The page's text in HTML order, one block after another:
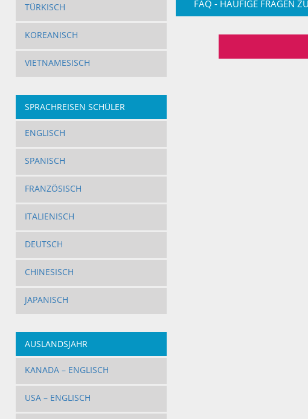
TÜRKISCH
KOREANISCH
VIETNAMESISCH
SPRACHREISEN SCHÜLER
ENGLISCH
SPANISCH
FRANZÖSISCH
ITALIENISCH
DEUTSCH
CHINESISCH
JAPANISCH
AUSLANDSJAHR
KANADA – ENGLISCH
USA – ENGLISCH
FAQ - HÄUFIGE FRAGEN